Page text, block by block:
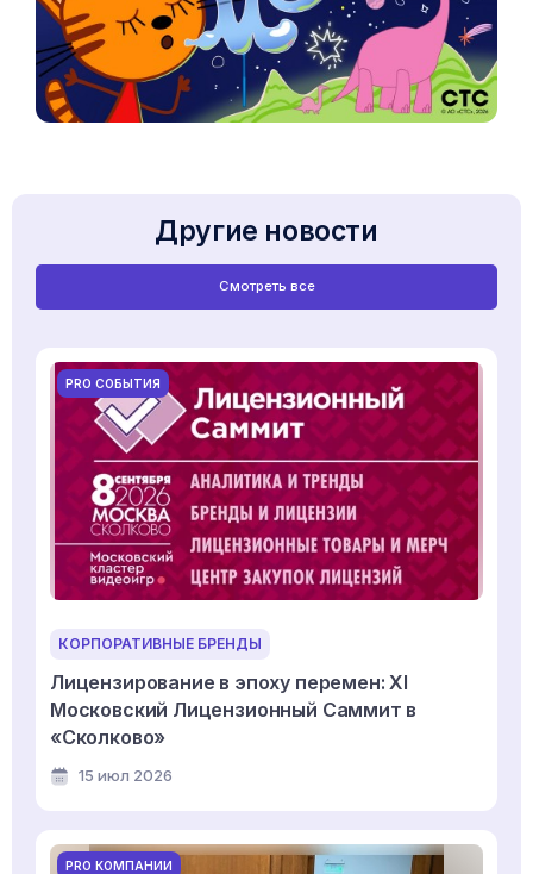
Другие новости
Смотреть все
PRO СОБЫТИЯ
КОРПОРАТИВНЫЕ БРЕНДЫ
Лицензирование в эпоху перемен: XI
Московский Лицензионный Саммит в
«Сколково»
15 июл 2026
PRO КОМПАНИИ